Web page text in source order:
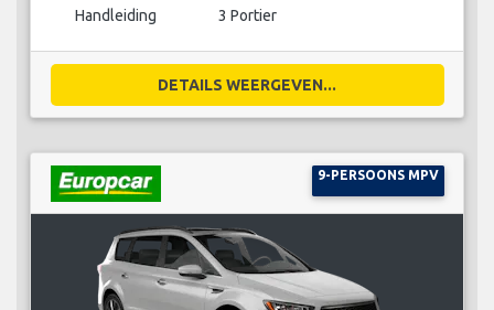
Handleiding 3 Portier
DETAILS WEERGEVEN...
9-PERSOONS MPV